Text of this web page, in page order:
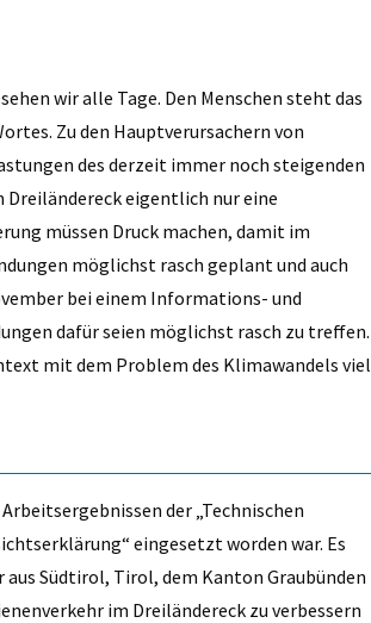
wir alle Tage. Den Menschen steht das
Zu den Hauptverursachern von
des derzeit immer noch steigenden
Dreiländereck eigentlich nur eine
müssen Druck machen, damit im
möglichst rasch geplant und auch
bei einem Informations- und
dafür seien möglichst rasch zu treffen.
mit dem Problem des Klimawandels viel
der „Technischen
eingesetzt worden war. Es
Südtirol, Tirol, dem Kanton Graubünden
im Dreiländereck zu verbessern